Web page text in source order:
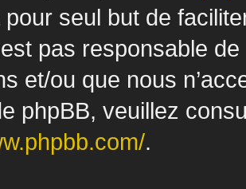
pour seul but de
pas responsable
et/ou que nous
phpBB, veuillez
.